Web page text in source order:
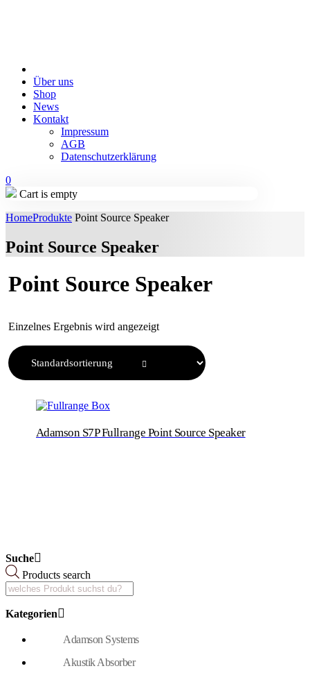
Über uns
Shop
News
Kontakt
Impressum
AGB
Datenschutzerklärung
0
Cart is empty
HomeProdukte Point Source Speaker
Point Source Speaker
Point Source Speaker
Einzelnes Ergebnis wird angezeigt
Adamson S7P Fullrange Point Source Speaker
Suche
Products search
Kategorien
Adamson Systems
Akustik Absorber